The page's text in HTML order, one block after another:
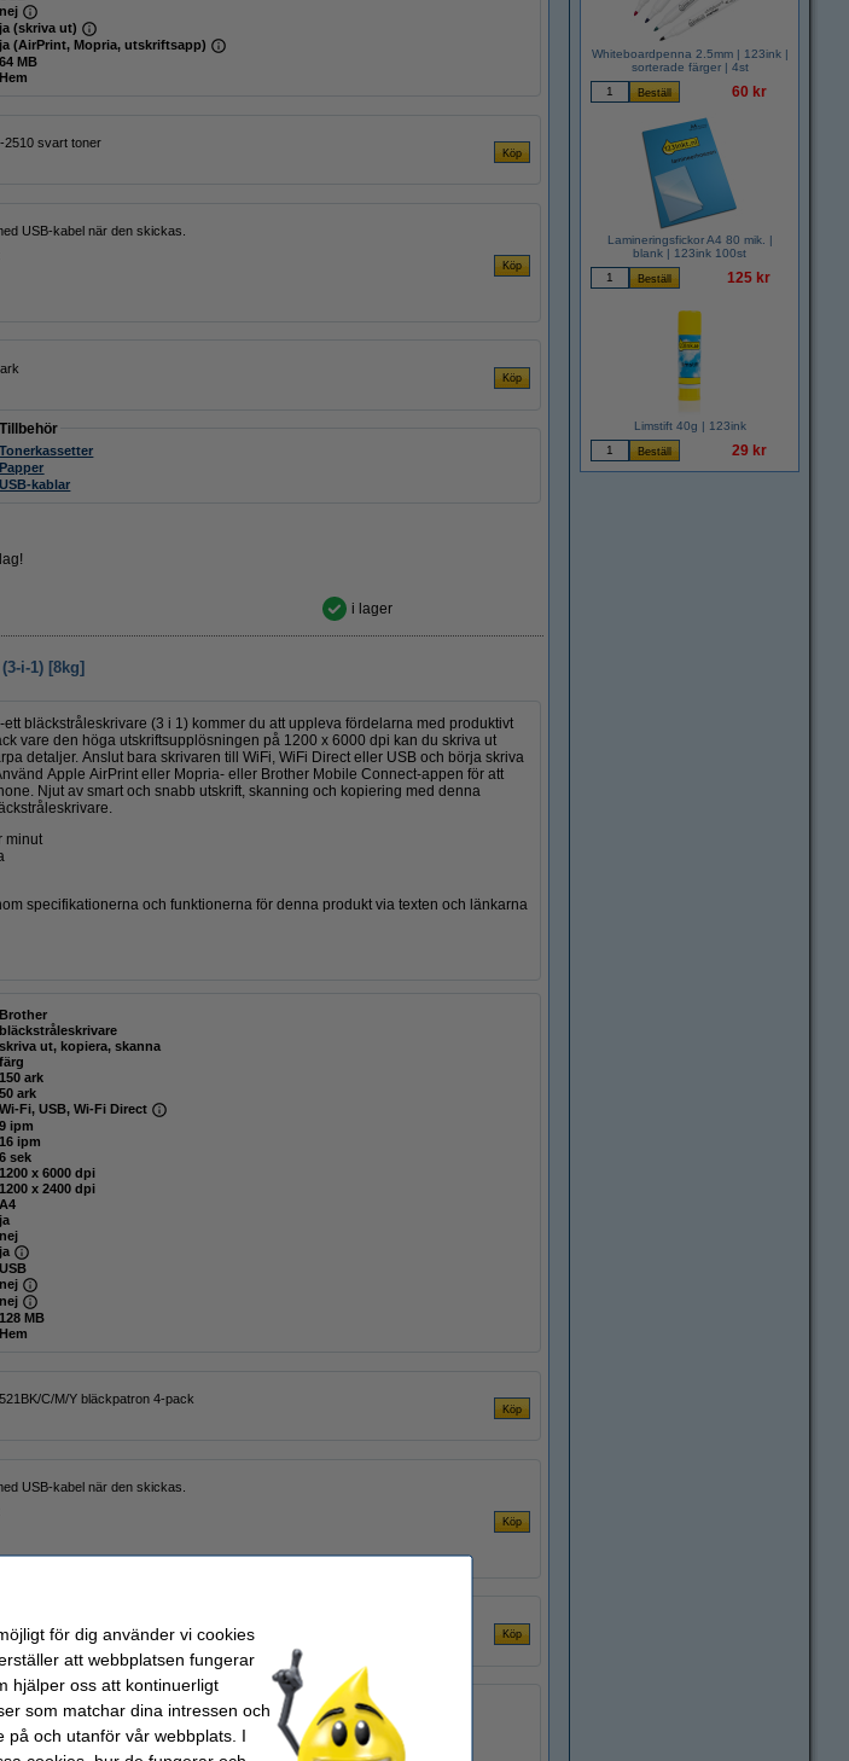
nej
ja (skriva ut)
ja (AirPrint, Mopria, utskriftsapp)
64 MB
Hem
2510 svart toner
USB-kabel när den skickas.
Tillbehör
Tonerkassetter
Papper
USB-kablar
i lager
i-1) [8kg]
bläckstråleskrivare (3 i 1) kommer du att uppleva fördelarna med produktivt
vare den höga utskriftsupplösningen på 1200 x 6000 dpi kan du skriva ut
detaljer. Anslut bara skrivaren till WiFi, WiFi Direct eller USB och börja skriva
Apple AirPrint eller Mopria- eller Brother Mobile Connect-appen för att
Njut av smart och snabb utskrift, skanning och kopiering med denna
minut
specifikationerna och funktionerna för denna produkt via texten och länkarna
Brother
bläckstråleskrivare
skriva ut, kopiera, skanna
färg
150 ark
50 ark
Wi-Fi, USB, Wi-Fi Direct
9 ipm
16 ipm
6 sek
1200 x 6000 dpi
1200 x 2400 dpi
A4
ja
nej
ja
USB
nej
nej
128 MB
Hem
C/M/Y bläckpatron 4-pack
USB-kabel när den skickas.
Tillbehör
Bläckpatroner
Fotopapper
USB-kablar
Whiteboardpenna 2.5mm | 123ink |
sorterade färger | 4st
60 kr
Lamineringsfickor A4 80 mik. |
blank | 123ink 100st
125 kr
Limstift 40g | 123ink
29 kr
för dig använder vi cookies
att webbplatsen fungerar
hjälper oss att kontinuerligt
som matchar dina intressen och
och utanför vår webbplats. I